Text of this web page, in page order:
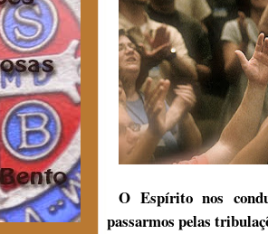
O Espírito nos
passarmos pelas